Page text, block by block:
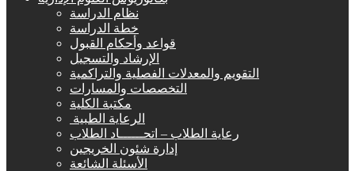
نظام الدراسة
خطة الدراسة
قواعد وأحكام القبول
الإرشاد والتسجيل
التقويم والمعدلات الفصلية والتراكمية
التخصصات والمسارات
مكتبة الكلية
الرعاية الطبية ‏
رعاية الطلاب – اتحــــــاد الطلاب
إدارة شئون الخريجين
الأسئلة الشائعة